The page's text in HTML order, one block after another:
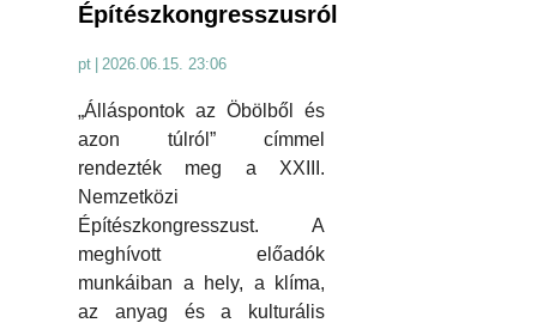
Építészkongresszusról
pt 2026.06.15. 23:06
„Álláspontok az Öbölből és
azon túlról” címmel
rendezték meg a XXIII.
Nemzetközi
Építészkongresszust. A
meghívott előadók
munkáiban a hely, a klíma,
az anyag és a kulturális